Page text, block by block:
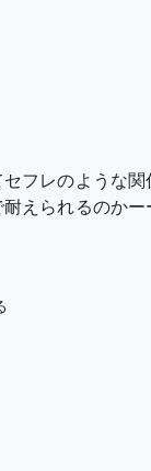
フレのような
耐えられるのか